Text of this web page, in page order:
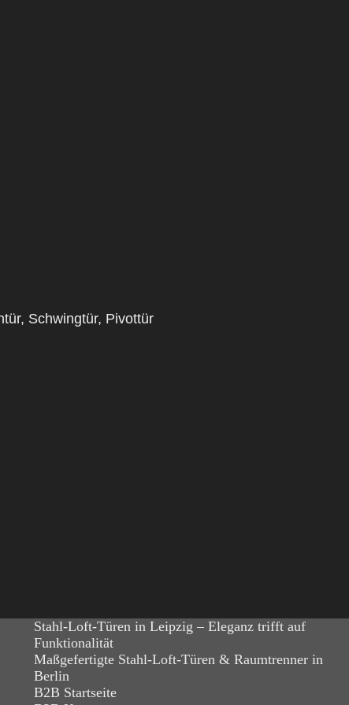
Schwingtür, Pivottür
Stahl-Loft-Türen in Leipzig – Eleganz trifft auf
Funktionalität
Maßgefertigte Stahl-Loft-Türen & Raumtrenner in
Berlin
B2B Startseite